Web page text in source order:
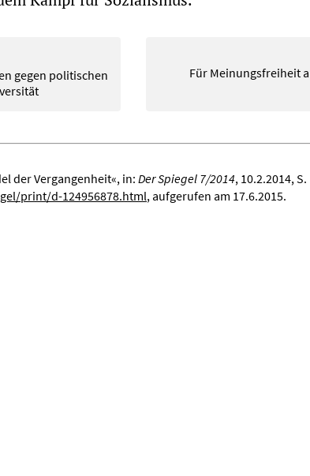
gegen politischen
Für Meinungsfreiheit
der Vergangenheit«, in: Der Spiegel 7/2014, 10.2.2014, S.
print/d-124956878.html, aufgerufen am 17.6.2015.